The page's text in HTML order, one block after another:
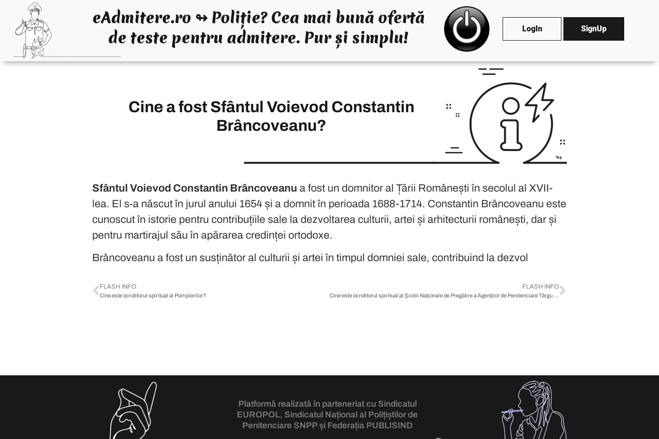
eAdmitere.ro ↬ Poliție? Cea mai bună ofertă
de teste pentru admitere. Pur și simplu!
LogIn SignUp
Cine a fost Sfântul Voievod Constantin
Brâncoveanu?
↬
a fost un domnitor al Țării Românești în secolul al XVII-lea. El s-a născut în jurul anului 1654 și a domnit în perioada
Brâncoveanu a fost un susținător al culturii și artei în timpul domniei sale, contribuind la dezvoltarea arhitecturii, picturii și sculpturii în stil brâncovenesc, o formă
Cu toate acestea, Constantin Brâncoveanu a avut o sfârșit tragic. În timpul domniei sale, a fost supus presiunilor din partea Imperiului Otoman, care a cerut taxe
Pentru curajul și credința sa neclintită, Constantin Brâncoveanu a fost canonizat de Biserica Ortodoxă Română în 1992, devenind astfel Sfântul Voievod
Şcoala Naţională de Pregătire a Agenţilor de Penitenciare Târgu Ocnaare caocrotitor spiritual pe Sfântul Voievod Constantin
Sfântul Voievod Constantin Brâncoveanu a fost un domnitor al Țării Românești în secolul al XVII-
lea. El s-a născut în jurul anului 1654 și a domnit în perioada 1688-1714. Constantin Brâncoveanu este
cunoscut în istorie pentru contribuțiile sale la dezvoltarea culturii, artei și arhitecturii românești, dar și
pentru martirajul său în apărarea credinței ortodoxe.
Brâncoveanu a fost un susținător al culturii și artei în timpul domniei sale, contribuind la dezvoltarea
Platformă realizată în parteneriat cu Sindicatul
EUROPOL, Sindicatul Național al Polițiștilor de
Penitenciare SNPPși Federația PUBLISIND